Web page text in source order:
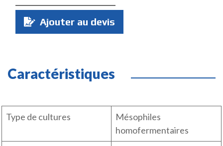
Quantité
Ajouter au devis
Caractéristiques
Type de cultures
Mésophiles
homofermentaires